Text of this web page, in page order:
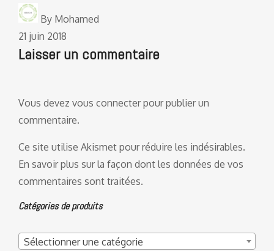
By Mohamed
21 juin 2018
Laisser un commentaire
Vous devez vous connecterpour publier un
commentaire.
Ce site utilise Akismet pour réduire les indésirables.
En savoir plus sur la façon dont les données de vos
commentaires sont traitées.
Catégories de produits
Sélectionner une catégorie